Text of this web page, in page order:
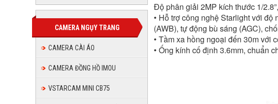
CAMERA NGỤY TRANG
CAMERA CÀI ÁO
CAMERA ĐỒNG HỒ IMOU
VSTARCAM MINI CB75
Độ phân giải 2MP kích thước 1/
• Hỗ trợ công nghệ Starlight với
(AWB), tự động bù sáng (AGC),
• Tầm xa hồng ngoại đến 30m với
• Ống kính cố định 3.6mm, chuẩn